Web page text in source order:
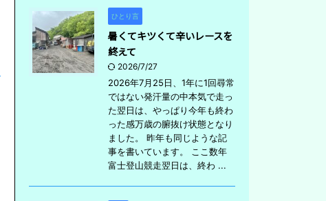
ひとり言
暑くてキツくて辛いレースを
終えて
2026/7/27
2026年7月25日、1年に1回尋常
ではない発汗量の中本気で走っ
た翌日は、やっぱり今年も終わ
った感万歳の腑抜け状態となり
ました。 昨年も同じような記
事を書いています。 ここ数年
富士登山競走翌日は、終わ ...